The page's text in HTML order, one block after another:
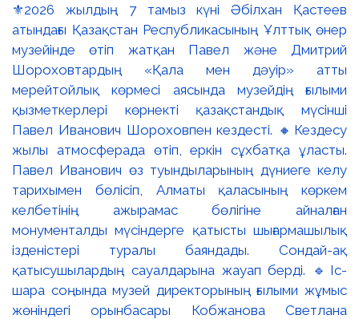
⚜️2026 жылдың 7 тамыз күні Әбілхан Қастеев
атындағы Қазақстан Республикасының Ұлттық өнер
музейінде өтіп жатқан Павел және Дмитрий
Шороховтардың «Қала мен дәуір» атты
мерейтойлық көрмесі аясында музейдің ғылыми
қызметкерлері көрнекті қазақстандық мүсінші
Павел Иванович Шороховпен кездесті. 🔸Кездесу
жылы атмосферада өтіп, еркін сұхбатқа ұласты.
Павел Иванович өз туындыларының дүниеге келу
тарихымен бөлісіп, Алматы қаласының көркем
келбетінің ажырамас бөлігіне айналған
монументалды мүсіндерге қатысты шығармашылық
ізденістері туралы баяндады. Сондай-ақ
қатысушылардың сауалдарына жауап берді. 🔹Іс-
шара соңында музей директорының ғылыми жұмыс
жөніндегі орынбасары Кобжанова Светлана